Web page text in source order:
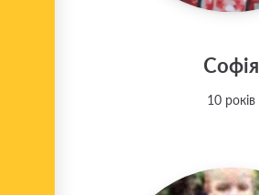
Софія
10 років